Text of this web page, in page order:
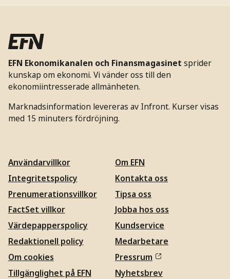
EFN Ekonomikanalen och Finansmagasinet sprider
kunskap om ekonomi. Vi vänder oss till den
ekonomiintresserade allmänheten.
Marknadsinformation levereras av Infront. Kurser visas
med 15 minuters fördröjning.
Användarvillkor
Integritetspolicy
Prenumerationsvillkor
FactSet villkor
Värdepapperspolicy
Redaktionell policy
Om cookies
Tillgänglighet på EFN
Om EFN
Kontakta oss
Tipsa oss
Jobba hos oss
Kundservice
Medarbetare
Pressrum
Nyhetsbrev